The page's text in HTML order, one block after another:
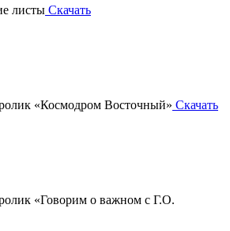
листы Скачать
«Космодром Восточный» Скачать
«Говорим о важном с Г.О.